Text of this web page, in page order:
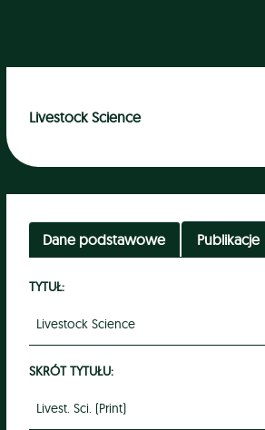
Livestock Science
Dane podstawowe Publikacje
TYTUŁ:
Livestock Science
SKRÓT TYTUŁU:
Livest. Sci. (Print)